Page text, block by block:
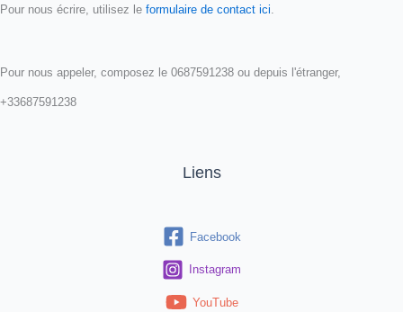
Pour nous écrire, utilisez le formulaire de contact ici.
Pour nous appeler, composez le 0687591238 ou depuis l'étranger,
+33687591238
Liens
Facebook
Instagram
YouTube